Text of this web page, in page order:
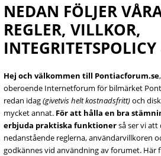
NEDAN FÖLJER
REGLER, VILLKOR,
Hej och välkommen till Pontiacforum.se
oberoende Internetforum för bilmärket
redan idag(givetvis helt kostnadsfritt)och
mycket annat. För att hålla en bra
erbjuda praktiska funktionerså ser vi att
nedanstående reglerna, användarvillkoren
godkännes vid användning av forumet. Här